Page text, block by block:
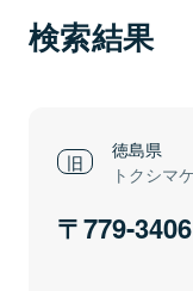
検索結果
徳島県
トクシマ
779-3406